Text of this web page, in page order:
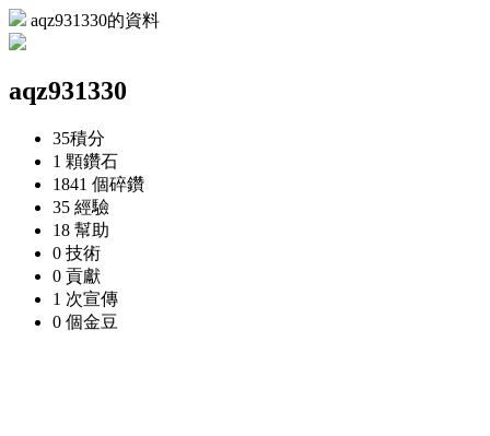
aqz931330的資料
aqz931330
35積分
1 顆鑽石
1841 個碎鑽
35 經驗
18 幫助
0 技術
0 貢獻
1 次宣傳
0 個金豆